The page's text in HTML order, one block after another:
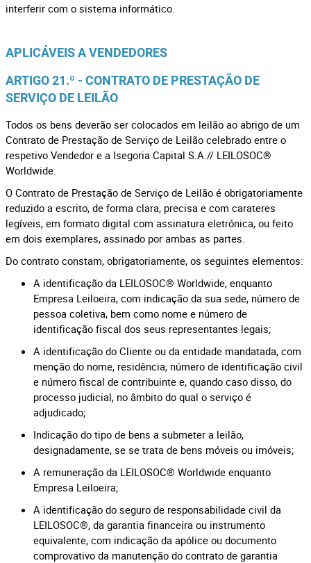
interferir com o sistema informático.
APLICÁVEIS A VENDEDORES
ARTIGO 21.º - CONTRATO DE PRESTAÇÃO DE
SERVIÇO DE LEILÃO
Todos os bens deverão ser colocados em leilão ao abrigo de um
Contrato de Prestação de Serviço de Leilão celebrado entre o
respetivo Vendedor e a Isegoria Capital S.A.// LEILOSOC®
Worldwide.
O Contrato de Prestação de Serviço de Leilão é obrigatoriamente
reduzido a escrito, de forma clara, precisa e com carateres
legíveis, em formato digital com assinatura eletrónica, ou feito
em dois exemplares, assinado por ambas as partes.
Do contrato constam, obrigatoriamente, os seguintes elementos:
A identificação da LEILOSOC® Worldwide, enquanto
Empresa Leiloeira, com indicação da sua sede, número de
pessoa coletiva, bem como nome e número de
identificação fiscal dos seus representantes legais;
A identificação do Cliente ou da entidade mandatada, com
menção do nome, residência, número de identificação civil
e número fiscal de contribuinte e, quando caso disso, do
processo judicial, no âmbito do qual o serviço é
adjudicado;
Indicação do tipo de bens a submeter a leilão,
designadamente, se se trata de bens móveis ou imóveis;
A remuneração da LEILOSOC® Worldwide enquanto
Empresa Leiloeira;
A identificação do seguro de responsabilidade civil da
LEILOSOC®, da garantia financeira ou instrumento
equivalente, com indicação da apólice ou documento
comprovativo da manutenção do contrato de garantia